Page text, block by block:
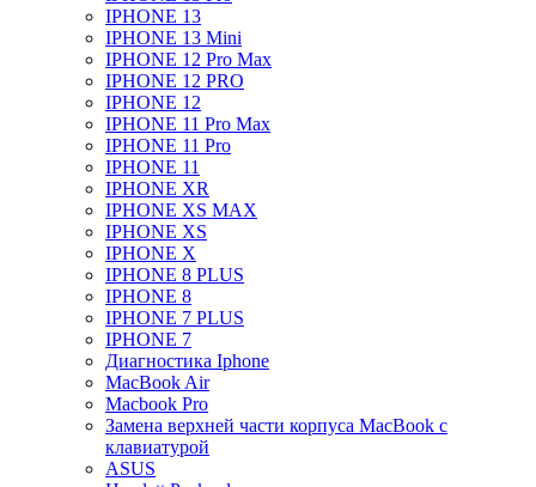
IPHONE 13
IPHONE 13 Mini
IPHONE 12 Pro Max
IPHONE 12 PRO
IPHONE 12
IPHONE 11 Pro Max
IPHONE 11 Pro
IPHONE 11
IPHONE XR
IPHONE XS MAX
IPHONE XS
IPHONE X
IPHONE 8 PLUS
IPHONE 8
IPHONE 7 PLUS
IPHONE 7
Диагностика Iphone
MacBook Air
Macbook Pro
Замена верхней части корпуса MacBook с
клавиатурой
ASUS